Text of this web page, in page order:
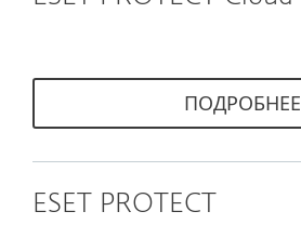
ПОДРОБНЕЕ
ESET PROTECT